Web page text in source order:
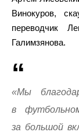
Винокуров,
переводчик
Галимзянова.
«Мы
в
за большой